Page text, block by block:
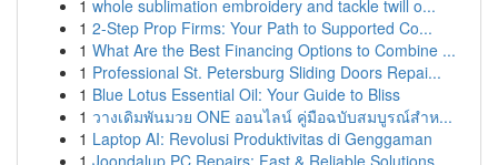
1 whole sublimation embroidery and tackle twill o...
1 2-Step Prop Firms: Your Path to Supported Co...
1 What Are the Best Financing Options to Combine ...
1 Professional St. Petersburg Sliding Doors Repai...
1 Blue Lotus Essential Oil: Your Guide to Bliss
1 วางเดิมพันมวย ONE ออนไลน์ คู่มือฉบับสมบูรณ์สำห...
1 Laptop AI: Revolusi Produktivitas di Genggaman
1 Joondalup PC Repairs: Fast & Reliable Solutions